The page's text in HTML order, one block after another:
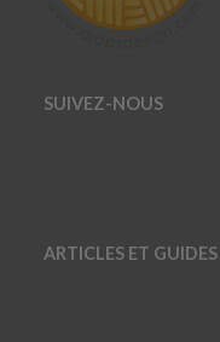
SUIVEZ-NOUS
ARTICLES ET GUIDES